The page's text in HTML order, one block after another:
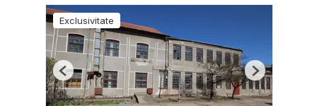
Exclusivitate
Previous Next